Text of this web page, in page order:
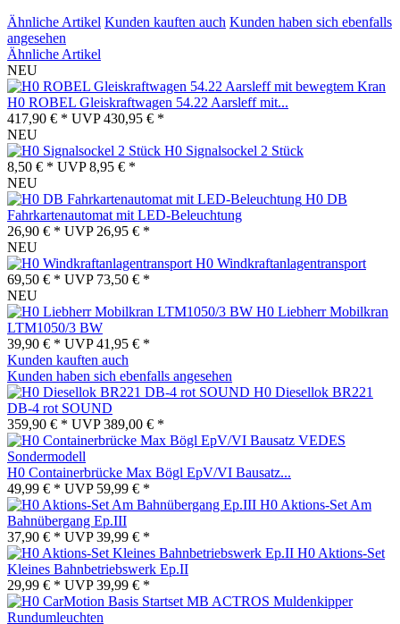
Ähnliche Artikel Kunden kauften auch Kunden haben sich ebenfalls
angesehen
Ähnliche Artikel
NEU
H0 ROBEL Gleiskraftwagen 54.22 Aarsleff mit...
417,90 € * UVP430,95 € *
NEU
H0 Signalsockel 2 Stück
8,50 € * UVP8,95 € *
NEU
H0 DB
Fahrkartenautomat mit LED-Beleuchtung
26,90 € * UVP 26,95 € *
NEU
H0 Windkraftanlagentransport
69,50 € * UVP 73,50 € *
NEU
H0 Liebherr Mobilkran
LTM1050/3 BW
39,90 € * UVP41,95 € *
Kunden kauften auch
Kunden haben sich ebenfalls angesehen
H0 Diesellok BR221
DB-4 rot SOUND
359,90 € * UVP389,00 € *
H0 Containerbrücke Max Bögl EpV/VI Bausatz...
49,99 € * UVP 59,99 € *
H0 Aktions-Set Am
Bahnübergang Ep.III
37,90 € * UVP39,99 € *
H0 Aktions-Set
Kleines Bahnbetriebswerk Ep.II
29,99 € * UVP39,99 € *